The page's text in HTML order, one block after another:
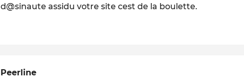
d@sinaute assidu votre site cest de la boulette.
Peerline